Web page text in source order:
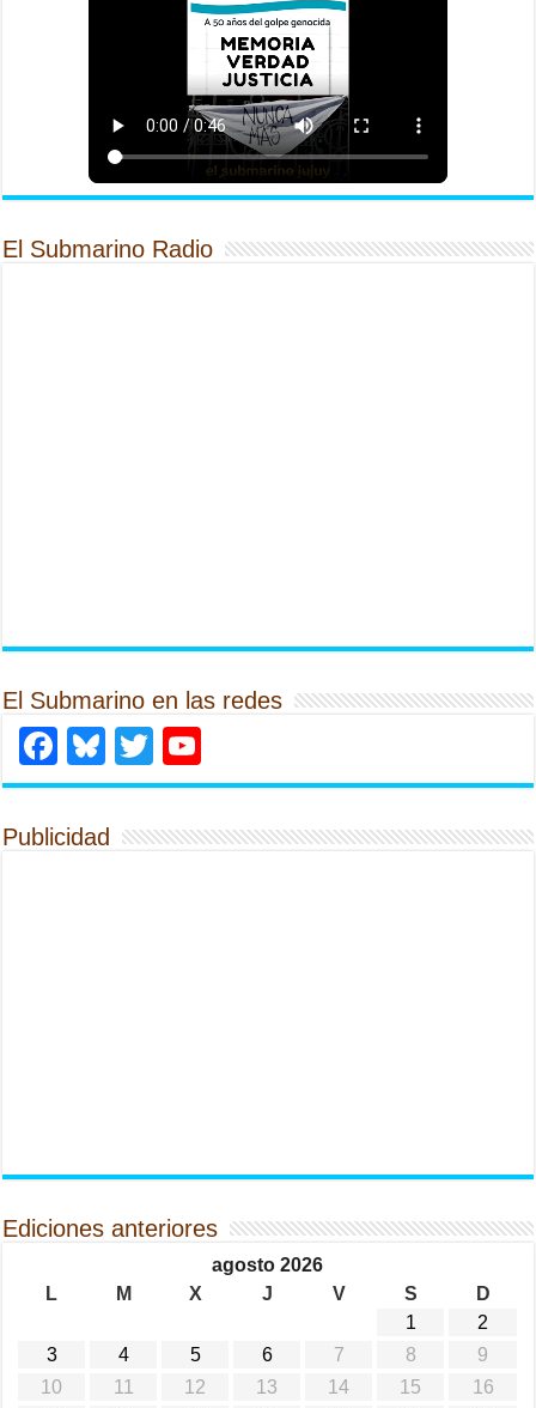
El Submarino Radio
El Submarino en las redes
Facebook
Bluesky
Twitter
Publicidad
Ediciones anteriores
agosto 2026
L
M X J V S
D
1
2
3
4 5 6 7 8
9
10
11 12 13 14 15
16